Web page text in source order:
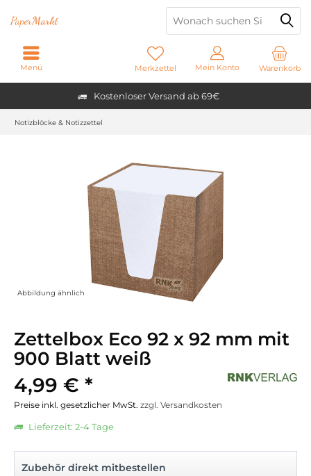
Kostenloser Versand ab 69€
PaperMarkt
Warenkorb
Merkzettel Mein Konto
Menü
Notizblöcke & Notizzettel
Abbildung ähnlich
Zettelbox Eco 92 x 92 mm mit
900 Blatt weiß
4,99 € *
Preise inkl. gesetzlicher MwSt. zzgl. Versandkosten
Lieferzeit: 2-4 Tage
Zubehör direkt mitbestellen